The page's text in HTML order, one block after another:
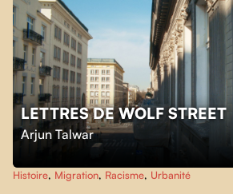
LETTRES DE WOLF STREET
Arjun Talwar
Histoire, Migration, Racisme, Urbanité